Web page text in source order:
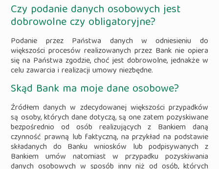
Czy podanie danych osobowych jest
dobrowolne czy obligatoryjne?
Podanie przez Państwa danych w odniesieniu do
większości procesów realizowanych przez Bank nie opiera
się na Państwa zgodzie, choć jest dobrowolne, jednakże w
celu zawarcia i realizacji umowy niezbędne.
Skąd Bank ma moje dane osobowe?
Źródłem danych w zdecydowanej większości przypadków
są osoby, których dane dotyczą, są one zatem pozyskiwane
bezpośrednio od osób realizujących z Bankiem daną
czynność prawną lub faktyczną, na przykład na podstawie
składanych do Banku wniosków lub podpisywanych z
Bankiem umów natomiast w przypadku pozyskiwania